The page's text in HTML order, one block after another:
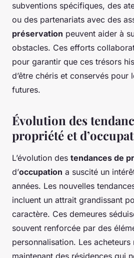
subventions spécifiques, des
ou des partenariats avec des
préservation peuvent aider à
obstacles. Ces efforts
pour garantir que ces trésors
d’être chéris et conservés pour
futures.
Évolution des
propriété et
L’évolution des tendances de
d’occupation a suscité un
années. Les nouvelles
incluent un attrait grandissant
caractère. Ces demeures
souvent renforcée par des
personnalisation. Les acheteurs